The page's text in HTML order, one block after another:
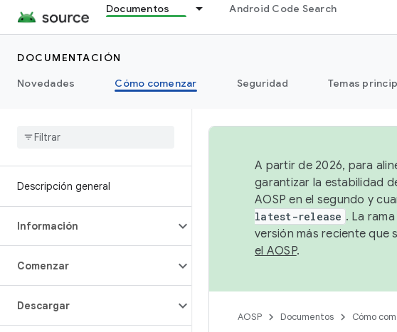
Documentos Android Code Search
DOCUMENTACIÓN
Novedades
Cómo comenzar Seguridad Temas
Descripción general
Información
Comenzar
Descargar
A partir de 2026, para
garantizar la estabilidad
AOSP en el segundo y
latest-release . La
versión más reciente que
el AOSP.
AOSP Documentos Cómo